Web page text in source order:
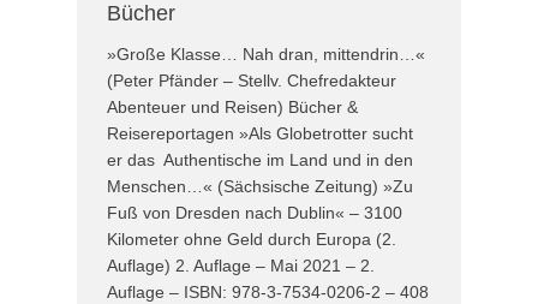
Bücher
»Große Klasse… Nah dran, mittendrin…«
(Peter Pfänder – Stellv. Chefredakteur
Abenteuer und Reisen) Bücher &
Reisereportagen »Als Globetrotter sucht
er das Authentische im Land und in den
Menschen…« (Sächsische Zeitung) »Zu
Fuß von Dresden nach Dublin« – 3100
Kilometer ohne Geld durch Europa (2.
Auflage) 2. Auflage – Mai 2021 – 2.
Auflage – ISBN: 978-3-7534-0206-2 – 408